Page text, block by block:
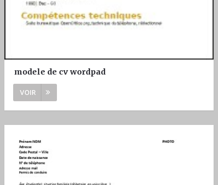
modele de cv wordpad
VOIR